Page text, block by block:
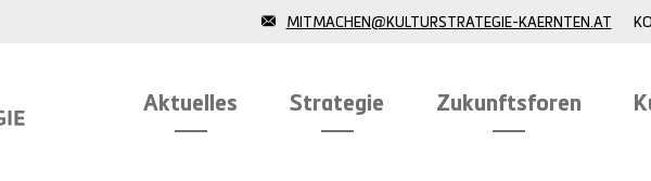
MITMACHEN@KULTURSTRATEGIE-KAERNTEN.AT
Aktuelles Strategie Zukunftsforen